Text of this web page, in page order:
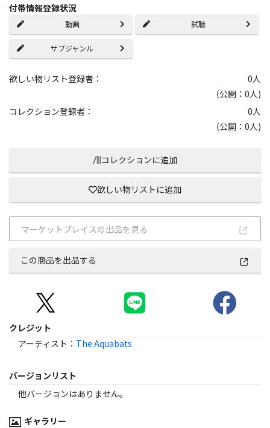
付帯情報登録状況
動画 試聴
サブジャンル
欲しい物リスト登録者： 0人
（公開：0人)
コレクション登録者：
0人
（公開：0人)
コレクションに追加
欲しい物リストに追加
マーケットプレイスの出品を見る
この商品を出品する
クレジット
アーティスト ： The Aquabats
バージョンリスト
他バージョンはありません。
ギャラリー